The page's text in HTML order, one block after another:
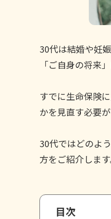
30代は結婚や妊
「ご自身の将来
すでに生命保険
かを見直す必要が
30代ではどのよ
方をご紹介します
目次